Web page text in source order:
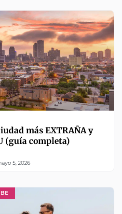
más EXTRAÑA y
(guía completa)
5, 2026